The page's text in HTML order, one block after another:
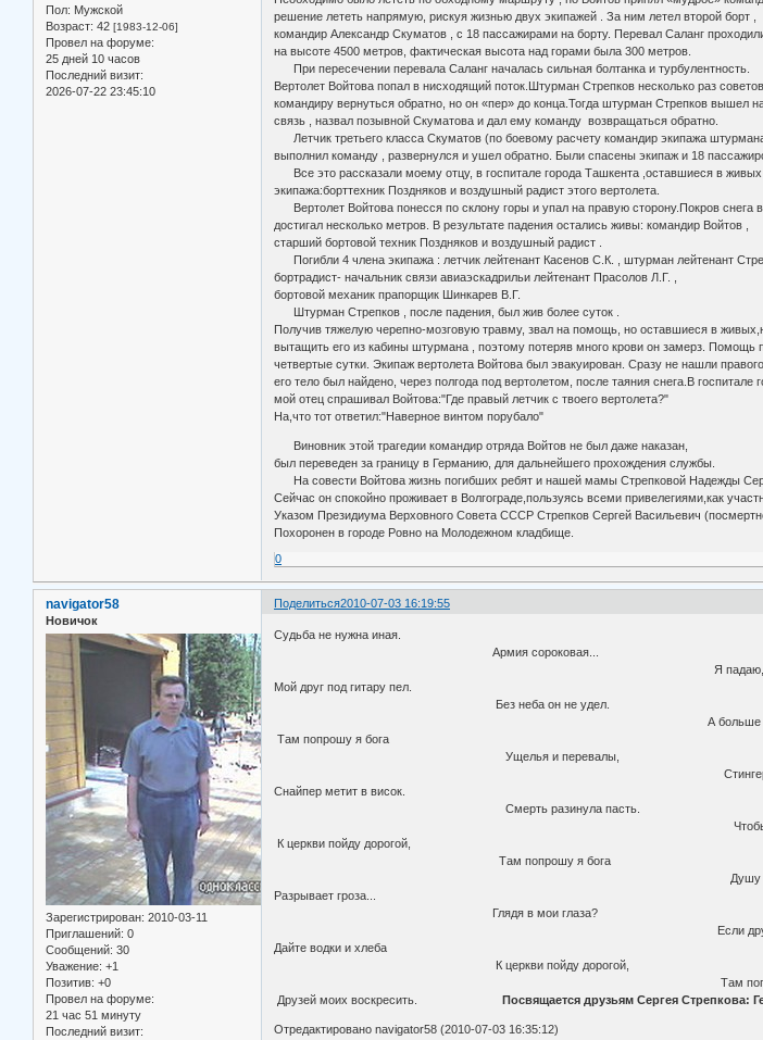
Пол: Мужской
Возраст: 42 [1983-12-06]
Провел на форуме:
25 дней 10 часов
Последний визит:
2026-07-22 23:45:10
решение лететь напрямую, рискуя жизнью двух экипажей . За ним летел второй борт ,
командир Александр Скуматов , с 18 пассажирами на борту. Перевал Саланг
на высоте 4500 метров, фактическая высота над горами была 300 метров.
При пересечении перевала Саланг началась сильная болтанка и турбулентность.
Вертолет Войтова попал в нисходящий поток.Штурман Стрепков несколько раз
командиру вернуться обратно, но он «пер» до конца.Тогда штурман Стрепков вышел
связь , назвал позывной Скуматова и дал ему команду возвращаться обратно.
Летчик третьего класса Скуматов (по боевому расчету командир экипажа
выполнил команду , развернулся и ушел обратно. Были спасены экипаж и 18
Все это рассказали моему отцу, в госпитале города Ташкента ,оставшиеся в
экипажа:борттехник Поздняков и воздушный радист этого вертолета.
Вертолет Войтова понесся по склону горы и упал на правую сторону.Покров снега в
достигал несколько метров. В результате падения остались живы: командир Войтов ,
старший бортовой техник Поздняков и воздушный радист .
Погибли 4 члена экипажа : летчик лейтенант Касенов С.К. , штурман лейтенант
бортрадист- начальник связи авиаэскадрильи лейтенант Прасолов Л.Г. ,
бортовой механик прапорщик Шинкарев В.Г.
Штурман Стрепков , после падения, был жив более суток .
Получив тяжелую черепно-мозговую травму, звал на помощь, но оставшиеся в
вытащить его из кабины штурмана , поэтому потеряв много крови он замерз. Помощь
четвертые сутки. Экипаж вертолета Войтова был эвакуирован. Сразу не нашли
его тело был найдено, через полгода под вертолетом, после таяния снега.В госпитале
мой отец спрашивал Войтова:"Где правый летчик с твоего вертолета?"
На,что тот ответил:"Наверное винтом порубало"
Виновник этой трагедии командир отряда Войтов не был даже наказан,
был переведен за границу в Германию, для дальнейшего прохождения службы.
На совести Войтова жизнь погибших ребят и нашей мамы Стрепковой Надежды
Сейчас он спокойно проживает в Волгограде,пользуясь всеми привелегиями,как
Указом Президиума Верховного Совета СССР Стрепков Сергей Васильевич
Похоронен в городе Ровно на Молодежном кладбище.
0
Поделиться2010-07-03 16:19:55
navigator58
Новичок
Зарегистрирован: 2010-03-11
Приглашений: 0
Сообщений: 30
Уважение: +1
Позитив: +0
Провел на форуме:
21 час 51 минуту
Последний визит:
Судьба не нужна
Армия
Я
Мой друг под гитару
Без неба он не
А больше
Там попрошу я
Ущелья и
Стингер в
Снайпер метит в
Смерть разинула
Чтобы
К церкви пойду
Там попрошу я
Душу
Разрывает
Глядя в мои
Если
Дайте водки и
К церкви пойду
Там
Друзей моих воскресить.
Посвящается друзьям Сергея Стрепкова:
Отредактировано navigator58 (2010-07-03 16:35:12)